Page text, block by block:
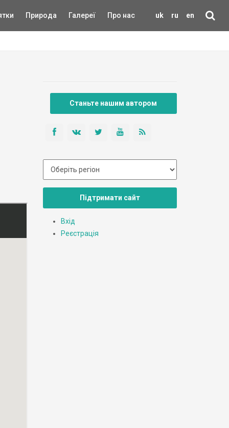
uk ru en
Природа Галереї Про нас
Станьте нашим автором
Підтримати сайт
Вхід
Реєстрація